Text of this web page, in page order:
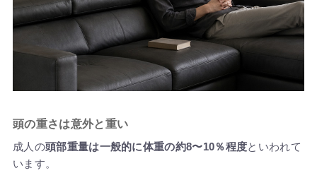
頭の重さは意外と重い
成人の頭部重量は一般的に体重の約8〜10％程度といわれて
います。